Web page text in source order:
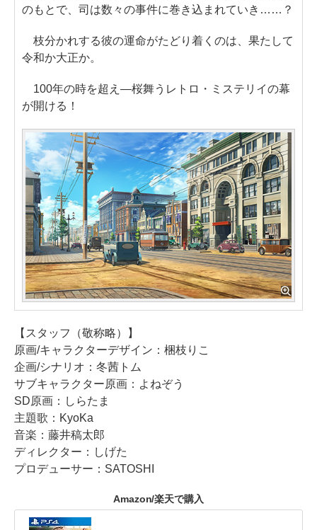
のもとで、司は数々の事件に巻き込まれていき……？
枝分かれする彼の運命がたどり着くのは、果たして
令和か大正か。
100年の時を超え―桜舞うレトロ・ミステリイの幕
が開ける！
【スタッフ（敬称略）】
原画/キャラクターデザイン：梱枝りこ
企画/シナリオ：冬茜トム
サブキャラクター原画：よねぞう
SD原画：しらたま
主題歌：KyoKa
音楽：藤井稿太郎
ディレクター：しげた
プロデューサー：SATOSHI
Amazon/楽天で購入